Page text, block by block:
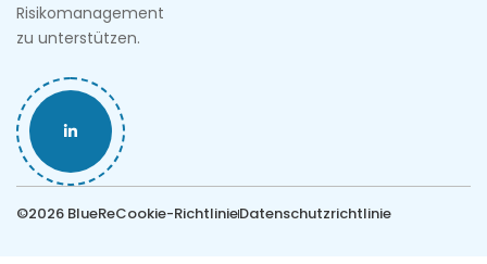
Risikomanagement
zu unterstützen.
©2026 BlueReCookie-RichtlinieDatenschutzrichtlinie